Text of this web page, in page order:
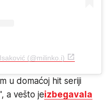
(@milinko.i)
u domaćoj hit seriji
a vešto jeizbegavala